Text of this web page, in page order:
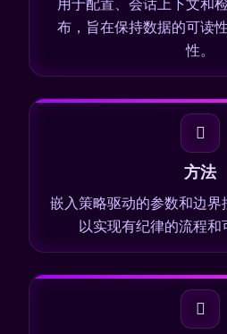
用于配置、会话上下文和
布，旨在保持数据的可读
性。
方法
嵌入策略驱动的参数和边界
以实现有纪律的流程和